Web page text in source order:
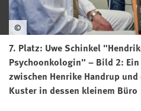
©
7. Platz: Uwe Schinkel
Psychoonkologin" – Bild 2: Ein
zwischen Henrike Handrup
Kuster in dessen kleinem Büro